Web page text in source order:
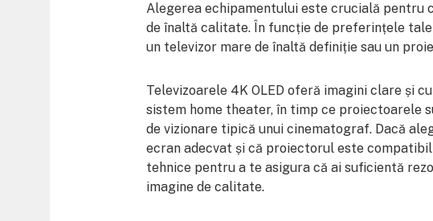
Alegerea echipamentului este crucială pentru
de înaltă calitate. În funcție de preferințele
un televizor mare de înaltă definiție sau un
Televizoarele 4K OLED oferă imagini clare și
sistem home theater, în timp ce proiectoarele
de vizionare tipică unui cinematograf. Dacă
ecran adecvat și că proiectorul este
tehnice pentru a te asigura că ai suficientă
imagine de calitate.